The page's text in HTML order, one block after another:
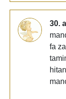
30.
fa